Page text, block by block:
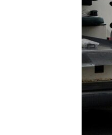
TRI DECENIJE OD RATA U BIH
NASTANAK I RASPAD JUGOSLAVIJE